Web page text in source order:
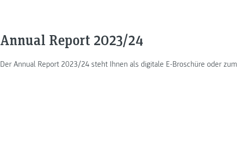
Annual Report 2023/24
Der Annual Report 2023/24 steht Ihnen als digitale E-Broschüre oder